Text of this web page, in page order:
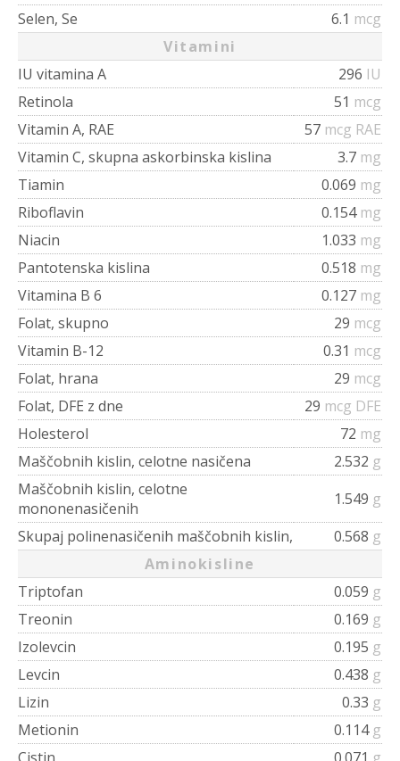
Selen, Se
6.1 mcg
Vitamini
IU vitamina A
296 IU
Retinola
51 mcg
Vitamin A, RAE
57 mcg RAE
Vitamin C, skupna askorbinska kislina
3.7 mg
Tiamin
0.069 mg
Riboflavin
0.154 mg
Niacin
1.033 mg
Pantotenska kislina
0.518 mg
Vitamina B 6
0.127 mg
Folat, skupno
29 mcg
Vitamin B-12
0.31 mcg
Folat, hrana
29 mcg
Folat, DFE z dne
29 mcg DFE
Holesterol
72 mg
Maščobnih kislin, celotne nasičena
2.532 g
Maščobnih kislin, celotne
mononenasičenih
1.549 g
Skupaj polinenasičenih maščobnih kislin,
0.568 g
Aminokisline
Triptofan
0.059 g
Treonin
0.169 g
Izolevcin
0.195 g
Levcin
0.438 g
Lizin
0.33 g
Metionin
0.114 g